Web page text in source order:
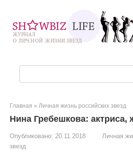
контенту
Главная » Личная жизнь российских звезд
Нина Гребешкова: актриса,
Опубликовано: 20.11.2018
Личная
звезд